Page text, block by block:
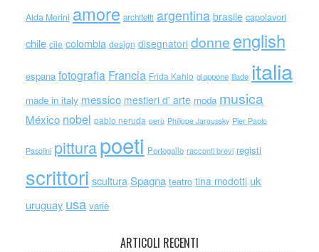
Alda Merini amore architetti argentina brasile capolavori
chile cile colombia design disegnatori donne english
espana fotografia Francia Frida Kahlo giappone iliade italia
made in italy messico mestieri d' arte moda musica
México nobel pablo neruda perù Philippe Jaroussky Pier Paolo
Pasolini pitturapoeti Portogallo racconti brevi registi
scrittori scultura Spagna teatro tina modotti uk
uruguay usa varie
ARTICOLI RECENTI